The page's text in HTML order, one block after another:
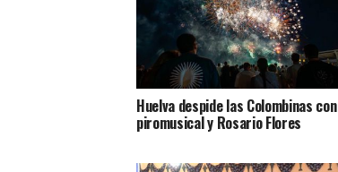
Huelva despide las Colombinas con
piromusical y Rosario Flores